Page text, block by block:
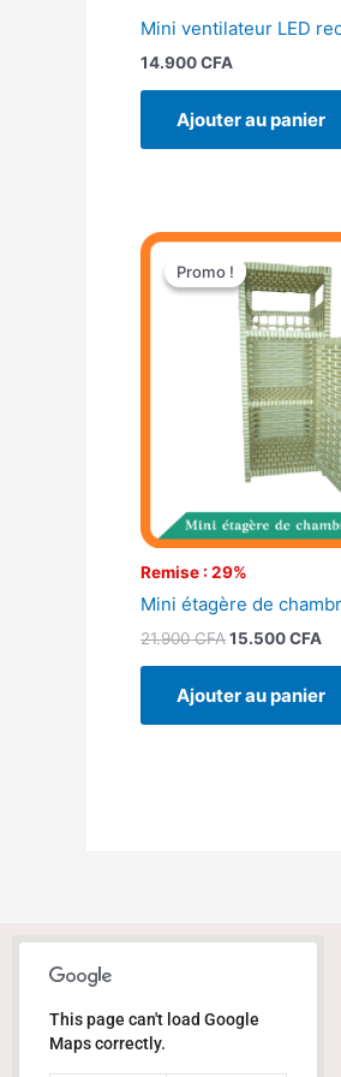
Mini ventilateur LED
14.900CFA
Ajouter au panier
Promo !
Remise : 29%
Promo !
Mini étagère de
21.900CFA
Le
prix
initial
était :
21.900 CFA.
15.500CFA
Le
est
Ajouter au panier
This page can't load Google
Maps correctly.